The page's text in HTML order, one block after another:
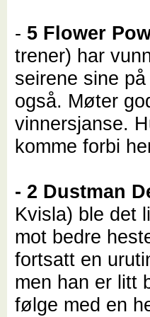
- 5 Flower
trener) har
seirene sine
også. Møter
vinnersjanse.
komme forbi
- 2 Dustman
Kvisla) ble det
mot bedre
fortsatt en
men han er litt
følge med en